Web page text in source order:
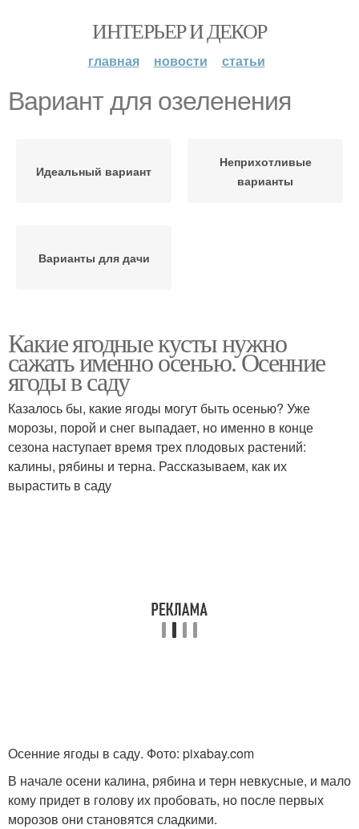
ИНТЕРЬЕР И ДЕКОР
главная новости статьи
Вариант для озеленения
Идеальный вариант
Неприхотливые
варианты
Варианты для дачи
Какие ягодные кусты нужно
сажать именно осенью. Осенние
ягоды в саду
Казалось бы, какие ягоды могут быть осенью? Уже
морозы, порой и снег выпадает, но именно в конце
сезона наступает время трех плодовых растений:
калины, рябины и терна. Рассказываем, как их
вырастить в саду
Осенние ягоды в саду. Фото: pixabay.com
В начале осени калина, рябина и терн невкусные, и мало
кому придет в голову их пробовать, но после первых
морозов они становятся сладкими.